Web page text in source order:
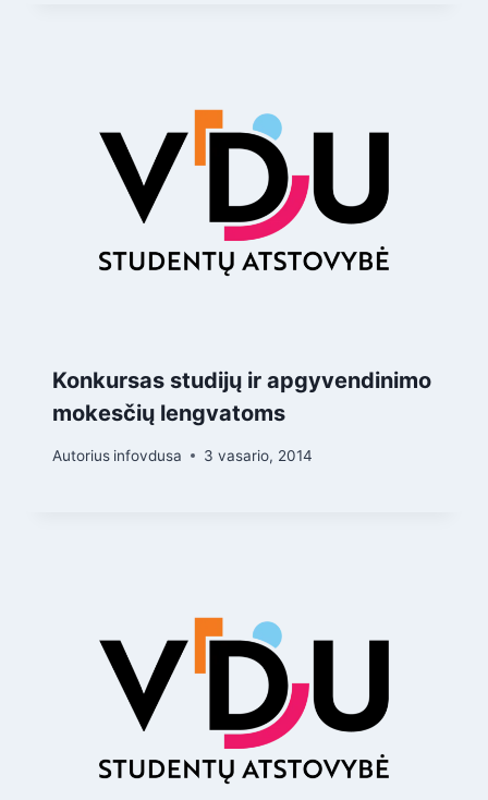
Konkursas studijų ir apgyvendinimo
mokesčių lengvatoms
Autorius infovdusa 3 vasario, 2014